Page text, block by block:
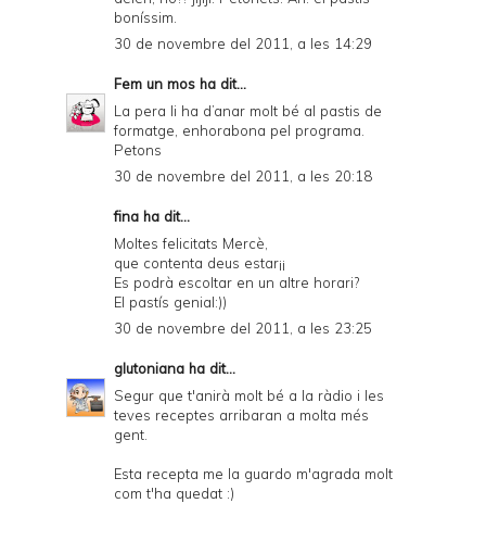
boníssim.
30 de novembre del 2011, a les 14:29
Fem un mos ha dit...
La pera li ha d’anar molt bé al pastis de
formatge, enhorabona pel programa.
Petons
30 de novembre del 2011, a les 20:18
fina ha dit...
Moltes felicitats Mercè,
que contenta deus estar¡¡
Es podrà escoltar en un altre horari?
El pastís genial:))
30 de novembre del 2011, a les 23:25
glutoniana ha dit...
Segur que t'anirà molt bé a la ràdio i les
teves receptes arribaran a molta més
gent.
Esta recepta me la guardo m'agrada molt
com t'ha quedat :)